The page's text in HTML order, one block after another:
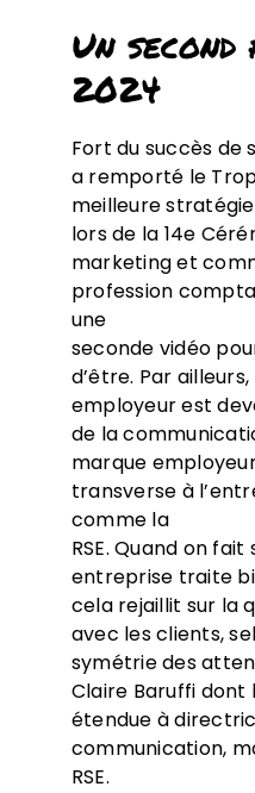
Un
2024
Fort du succès de
a remporté le
meilleure
lors de la 14e
marketing et
profession
une
seconde vidéo
d’être. Par
employeur est
de la
marque
transverse à
comme la
RSE. Quand on fait
entreprise traite
cela rejaillit sur la
avec les clients,
symétrie des
Claire Baruffi
étendue à
communication,
RSE.